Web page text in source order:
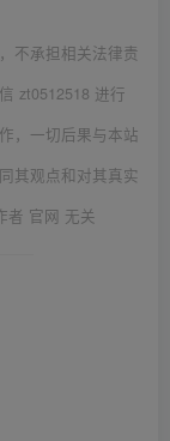
不承担相关法律责
zt0512518 进行
，一切后果与本站
其观点和对其真实
者 官网 无关